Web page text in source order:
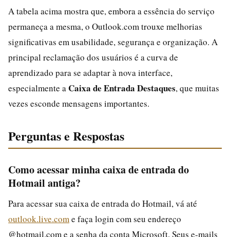
A tabela acima mostra que, embora a essência do serviço
permaneça a mesma, o Outlook.com trouxe melhorias
significativas em usabilidade, segurança e organização. A
principal reclamação dos usuários é a curva de
aprendizado para se adaptar à nova interface,
especialmente a Caixa de Entrada Destaques, que muitas
vezes esconde mensagens importantes.
Perguntas e Respostas
Como acessar minha caixa de entrada do
Hotmail antiga?
Para acessar sua caixa de entrada do Hotmail, vá até
outlook.live.com e faça login com seu endereço
@hotmail.com e a senha da conta Microsoft. Seus e-mails